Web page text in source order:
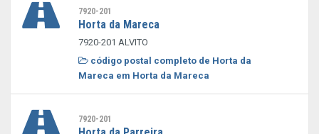
7920-201
Horta da Mareca
7920-201 ALVITO
código postal completo de Horta da
Mareca em Horta da Mareca
7920-201